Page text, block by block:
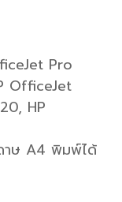
Pro
OfficeJet
HP
ษ A4 พิมพ์ได้